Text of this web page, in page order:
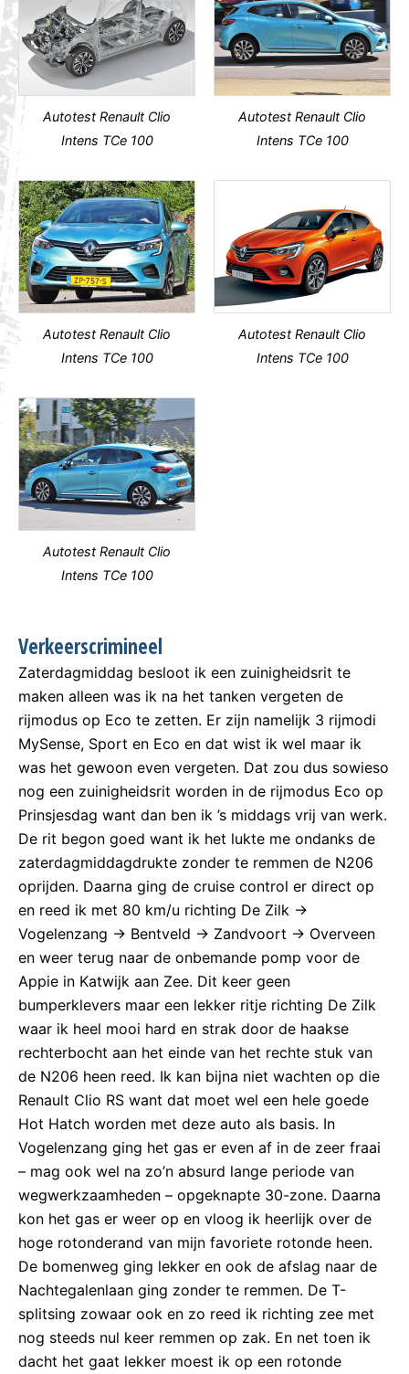
Autotest Renault Clio
Intens TCe 100
Autotest Renault Clio
Intens TCe 100
Autotest Renault Clio
Intens TCe 100
Autotest Renault Clio
Intens TCe 100
Autotest Renault Clio
Intens TCe 100
Verkeerscrimineel
Zaterdagmiddag besloot ik een zuinigheidsrit te
maken alleen was ik na het tanken vergeten de
rijmodus op Eco te zetten. Er zijn namelijk 3 rijmodi
MySense, Sport en Eco en dat wist ik wel maar ik
was het gewoon even vergeten. Dat zou dus sowieso
nog een zuinigheidsrit worden in de rijmodus Eco op
Prinsjesdag want dan ben ik ’s middags vrij van werk.
De rit begon goed want ik het lukte me ondanks de
zaterdagmiddagdrukte zonder te remmen de N206
oprijden. Daarna ging de cruise control er direct op
en reed ik met 80 km/u richting De Zilk ->
Vogelenzang -> Bentveld -> Zandvoort -> Overveen
en weer terug naar de onbemande pomp voor de
Appie in Katwijk aan Zee. Dit keer geen
bumperklevers maar een lekker ritje richting De Zilk
waar ik heel mooi hard en strak door de haakse
rechterbocht aan het einde van het rechte stuk van
de N206 heen reed. Ik kan bijna niet wachten op die
Renault Clio RS want dat moet wel een hele goede
Hot Hatch worden met deze auto als basis. In
Vogelenzang ging het gas er even af in de zeer fraai
– mag ook wel na zo’n absurd lange periode van
wegwerkzaamheden – opgeknapte 30-zone. Daarna
kon het gas er weer op en vloog ik heerlijk over de
hoge rotonderand van mijn favoriete rotonde heen.
De bomenweg ging lekker en ook de afslag naar de
Nachtegalenlaan ging zonder te remmen. De T-
splitsing zowaar ook en zo reed ik richting zee met
nog steeds nul keer remmen op zak. En net toen ik
dacht het gaat lekker moest ik op een rotonde